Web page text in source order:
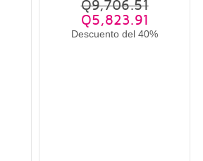
Q9,706.51
Q5,823.91
Descuento del 40%